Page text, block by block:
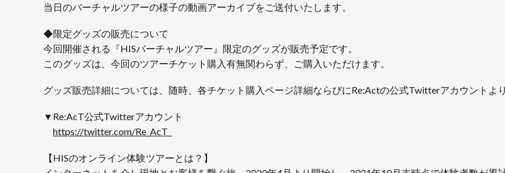
当日のバーチャルツアーの様子の動画アーカイブをご送付いたします。
◆限定グッズの販売について
今回開催される『HISバーチャルツアー』限定のグッズが販売予定です。
このグッズは、今回のツアーチケット購入有無関わらず、ご購入いただけます。
グッズ販売詳細については、随時、各チケット購入ページ詳細ならびにRe:Actの公式Twitterアカウントよ
▼Re:AcT公式Twitterアカウント
https://twitter.com/Re_AcT_
【HISのオンライン体験ツアーとは？】